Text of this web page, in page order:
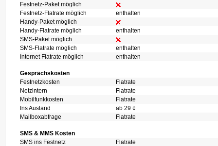
Festnetz-Paket möglich
Festnetz-Flatrate möglich
enthalten
Handy-Paket möglich
Handy-Flatrate möglich
enthalten
SMS-Paket möglich
SMS-Flatrate möglich
enthalten
Internet Flatrate möglich
enthalten
Gesprächskosten
Festnetzkosten
Flatrate
Netzintern
Flatrate
Mobilfunkkosten
Flatrate
Ins Ausland
ab 29 ¢
Mailboxabfrage
Flatrate
SMS & MMS Kosten
SMS ins Festnetz
Flatrate